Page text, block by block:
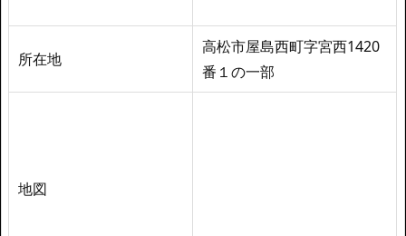
所在地
高松市屋島西町字宮西1420
番１の一部
地図